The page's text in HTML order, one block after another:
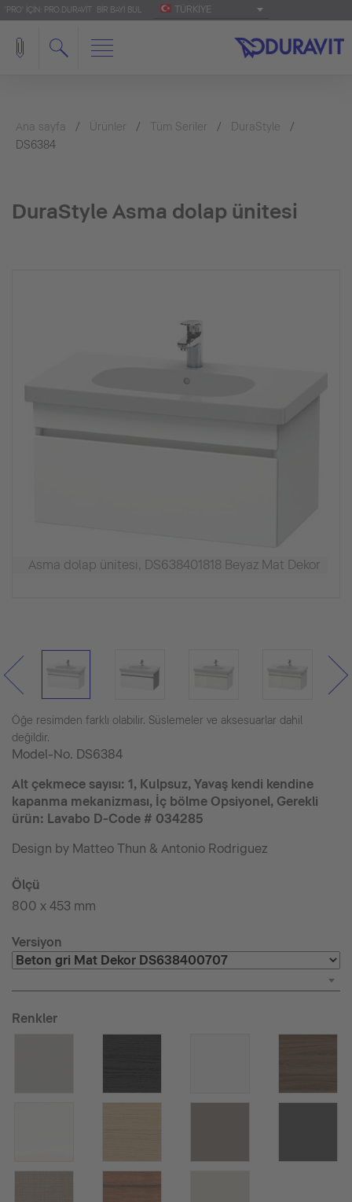
'PRO' IÇIN: PRO.DURAVIT BIR BAYI BUL TÜRKIYE
Ana sayfa Ürünler Tüm Seriler
DuraStyle
DS6384
DuraStyle Asma dolap ünitesi
Asma dolap ünitesi, DS638401818 Beyaz Mat Dekor
Öğe resimden farklı olabilir. Süslemeler ve aksesuarlar dahil
değildir.
Model-No. DS6384
Alt çekmece sayısı: 1, Kulpsuz, Yavaş kendi kendine
kapanma mekanizması, İç bölme Opsiyonel, Gerekli
ürün: Lavabo D-Code # 034285
Design by Matteo Thun & Antonio Rodriguez
Ölçü
800 x 453 mm
Versiyon
Renkler